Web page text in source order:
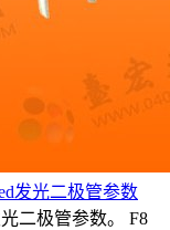
发光二极管参数
二极管参数。 F8